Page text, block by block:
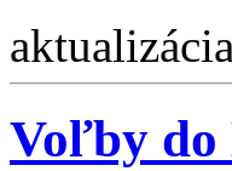
Voľby do